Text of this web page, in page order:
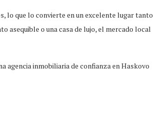
lo que lo convierte en un excelente lugar tanto
asequible o una casa de lujo, el mercado local
agencia inmobiliaria de confianza en Haskovo